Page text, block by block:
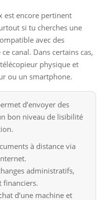
est encore pertinent
si tu cherches une
avec des
canal. Dans certains cas,
physique et
ou un smartphone.
d’envoyer des
bon niveau de lisibilité
à distance via
administratifs,
financiers.
d’une machine et